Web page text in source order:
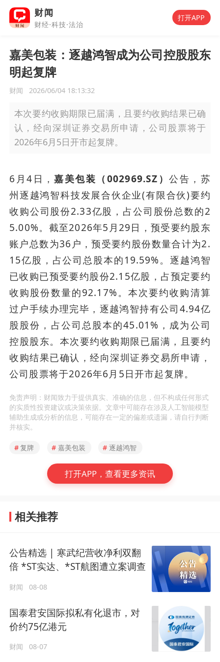
财闻
财经·科技·法治
打开APP
嘉美包装：逐越鸿智成为公司控股股东
明起复牌
财闻 2026/06/04 18:13:32
本次要约收购期限已届满，且要约收购结果已确
认，经向深圳证券交易所申请，公司股票将于
2026年6月5日开市起复牌。
6月4日，嘉美包装（002969.SZ）公告，苏
州逐越鸿智科技发展合伙企业(有限合伙)要约
收购公司股份2.33亿股，占公司股份总数的2
5.00%。截至2026年5月29日，预受要约股东
账户总数为36户，预受要约股份数量合计为2.
15亿股，占公司总股本的19.59%。逐越鸿智
已收购已预受要约股份2.15亿股，占预定要约
收购股份数量的92.17%。本次要约收购清算
过户手续办理完毕，逐越鸿智持有公司4.94亿
股股份，占公司总股本的45.01%，成为公司
控股股东。本次要约收购期限已届满，且要约
收购结果已确认，经向深圳证券交易所申请，
公司股票将于2026年6月5日开市起复牌。
免责声明：财闻致力于提供真实、准确的信息，但不构成任何形式
的实质性投资建议或决策依据。文章中可能存在涉及人工智能模型
辅助生成或分析的信息，可能存在一定的偏差或遗漏，请自行判断
并核实。
#复牌 # 嘉美包装 # 逐越鸿智
打开APP，查看更多资讯
相关推荐
公告精选 | 寒武纪营收净利双翻
倍 *ST实达、*ST航图遭立案调查
财闻 08-08
国泰君安国际拟私有化退市，对
价约75亿港元
财闻 08-07